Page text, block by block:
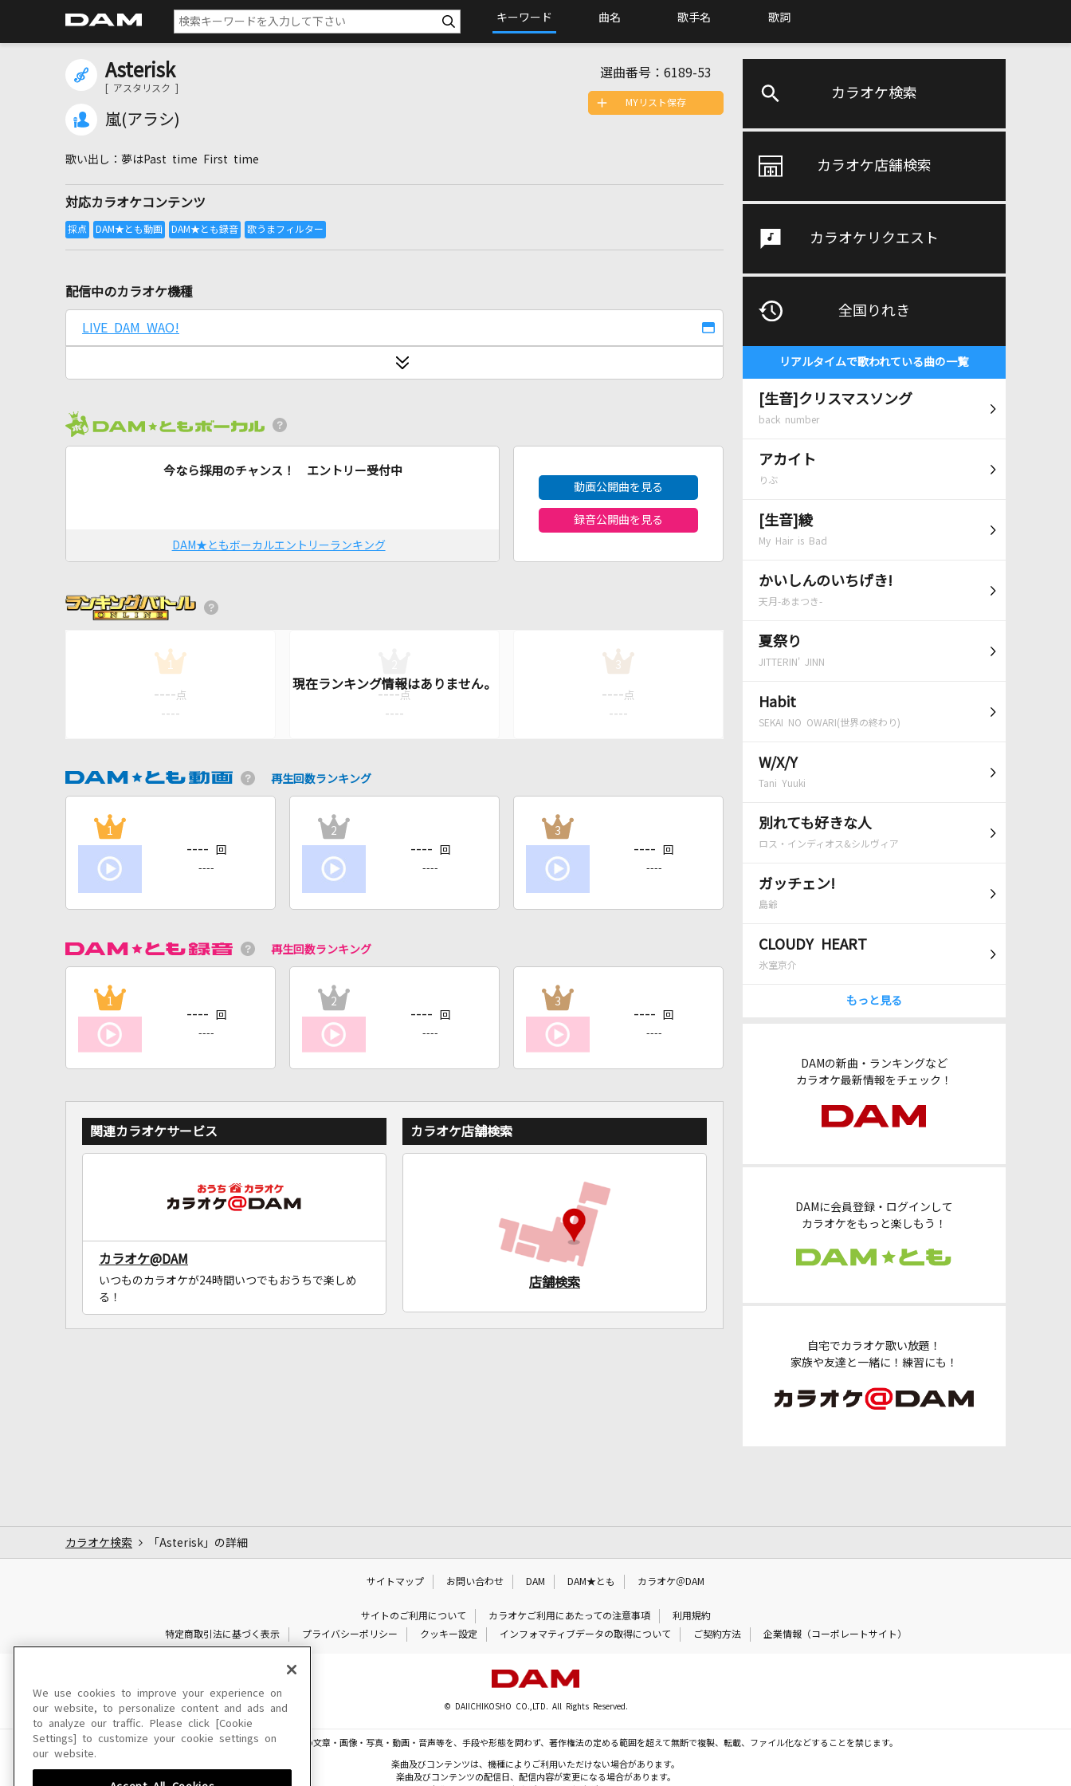
キーワード 曲名 歌手名 歌詞
カラオケ検索
カラオケ店舗検索
カラオケリクエスト
全国りれき
リアルタイムで歌われている曲の一覧
[生音]クリスマスソング
back number
アカイト
りぶ
[生音]綾
My Hair is Bad
かいしんのいちげき!
天月-あまつき-
夏祭り
JITTERIN' JINN
Habit
SEKAI NO OWARI(世界の終わり)
W/X/Y
Tani Yuuki
別れても好きな人
ロス・インディオス&シルヴィア
ガッチェン!
島爺
CLOUDY HEART
氷室京介
もっと見る
DAMの新曲・ランキングなど
カラオケ最新情報をチェック！
DAMに会員登録・ログインして
カラオケをもっと楽しもう！
自宅でカラオケ歌い放題！
家族や友達と一緒に！練習にも！
Asterisk
[ アスタリスク ]
嵐(アラシ)
選曲番号： 6189-53
夢はPast time First time
対応カラオケコンテンツ
MYリスト保存
配信中のカラオケ機種
LIVE DAM WAO!
今なら採用のチャンス！ エントリー受付中
DAM★ともボーカルエントリーランキング
動画公開曲を見る
録音公開曲を見る
1
---- 点
----
---- 点
----
3
---- 点
----
再生回数ランキング
1
---- 回
----
2
---- 回
----
3
---- 回
----
再生回数ランキング
1
---- 回
----
2
---- 回
----
3
---- 回
----
関連カラオケサービス
カラオケ@DAM
いつものカラオケが24時間いつでもおうちで楽しめ
る！
カラオケ店舗検索
店舗検索
カラオケ検索 「Asterisk」の詳細
サイトマップ お問い合わせ DAM DAM★とも カラオケ＠DAM
サイトのご利用について カラオケご利用にあたっての注意事項
利用規約
特定商取引法に基づく表示
プライバシーポリシー クッキー設定 インフォマティブデータの取得について ご契約方法 企業情報（コーポレートサイト）
© DAIICHIKOSHO CO.,LTD. All Rights Reserved.
このサイトに掲載されている一切の文章・画像・写真・動画・音声等を、手段や形態を問わず、著作権法の定める範囲を超えて無断で複製、転載、ファイル化などすることを禁じます。
楽曲及びコンテンツは、機種によりご利用いただけない場合があります。
楽曲及びコンテンツの配信日、配信内容が変更になる場合があります。
We use cookies to improve your experience on
our website, to personalize content and ads and
to analyze our traffic. Please click [Cookie
Settings] to customize your cookie settings on
our website.